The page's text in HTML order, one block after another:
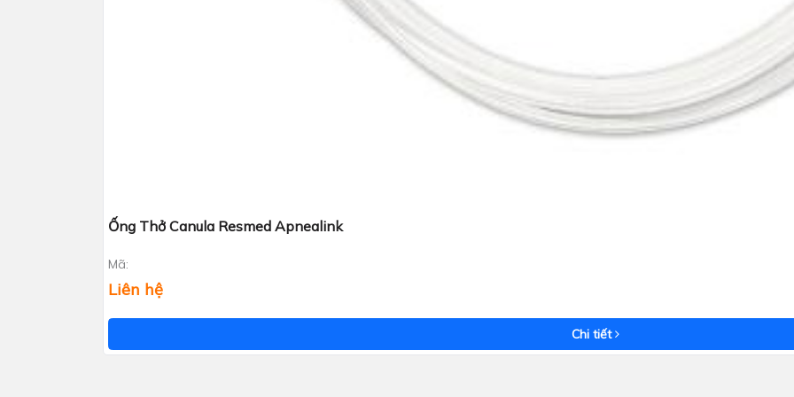
Ống Thở Canula Resmed Apnealink
Mã:
Liên hệ
Chi tiết